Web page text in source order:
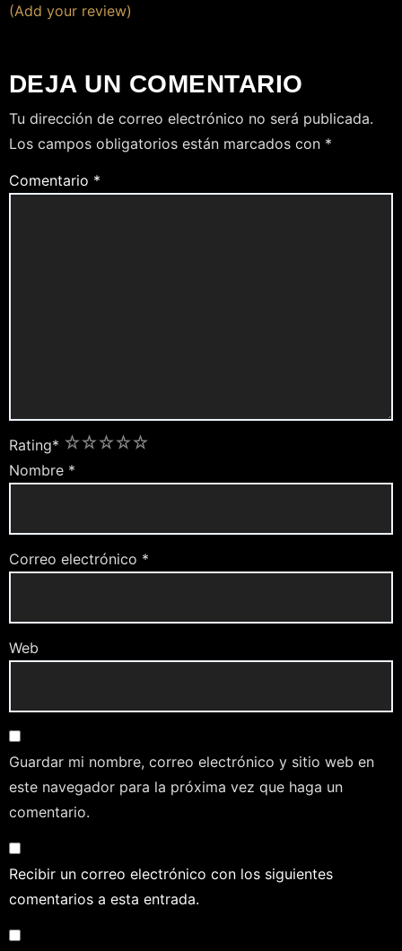
(Add your review)
DEJA UN COMENTARIO
Tu dirección de correo electrónico no será publicada.
Los campos obligatorios están marcados con *
Comentario *
Rating* 5
4
3
2
1
Nombre *
Correo electrónico *
Web
Guardar mi nombre, correo electrónico y sitio web en
este navegador para la próxima vez que haga un
comentario.
Recibir un correo electrónico con los siguientes
comentarios a esta entrada.